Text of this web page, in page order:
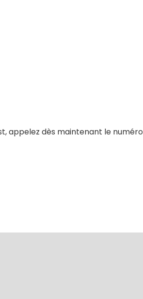
appelez dès maintenant le numéro